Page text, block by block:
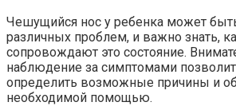
Чешущийся нос у ребенка может
различных проблем, и важно знать,
сопровождают это состояние.
наблюдение за симптомами
определить возможные причины и
необходимой помощью.